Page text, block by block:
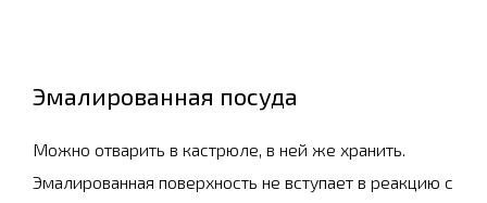
Эмалированная посуда
Можно отварить в кастрюле, в ней же хранить.
Эмалированная поверхность не вступает в реакцию с